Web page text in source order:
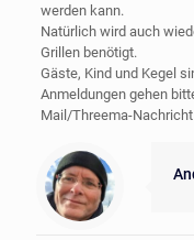
werden kann.
Natürlich wird auch
Grillen benötigt.
Gäste, Kind und Kegel
Anmeldungen gehen
Mail/Threema-